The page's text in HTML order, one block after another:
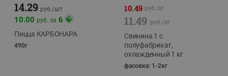
14.29 руб./шт
10.00 руб. за 6
Пицца КАРБОНАРА
490г
10.49 руб./кг
11.49 руб./кг
Свинина 1 с.
полуфабрикат,
охлажденный 1 кг
фасовка: 1-2кг